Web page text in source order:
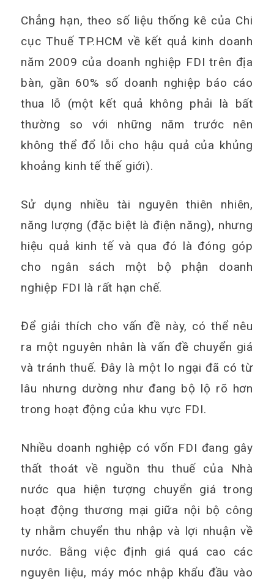
Chẳng hạn, theo số liệu thống kê của Chi
cục Thuế TP.HCM về kết quả kinh doanh
năm 2009 của doanh nghiệp FDI trên địa
bàn, gần 60% số doanh nghiệp báo cáo
thua lỗ (một kết quả không phải là bất
thường so với những năm trước nên
không thể đổ lỗi cho hậu quả của khủng
khoảng kinh tế thế giới).
Sử dụng nhiều tài nguyên thiên nhiên,
năng lượng (đặc biệt là điện năng), nhưng
hiệu quả kinh tế và qua đó là đóng góp
cho ngân sách một bộ phận doanh
nghiệp FDI là rất hạn chế.
Để giải thích cho vấn đề này, có thể nêu
ra một nguyên nhân là vấn đề chuyển giá
và tránh thuế. Đây là một lo ngại đã có từ
lâu nhưng dường như đang bộ lộ rõ hơn
trong hoạt động của khu vực FDI.
Nhiều doanh nghiệp có vốn FDI đang gây
thất thoát về nguồn thu thuế của Nhà
nước qua hiện tượng chuyển giá trong
hoạt động thương mại giữa nội bộ công
ty nhằm chuyển thu nhập và lợi nhuận về
nước. Bằng việc định giá quá cao các
nguyên liệu, máy móc nhập khẩu đầu vào